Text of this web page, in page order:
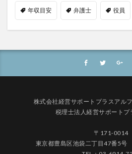
年収目安 弁護士 役員
株式会社経営サポートプラスアル
税理士法人経営サポートプ
〒171-0014
東京都豊島区池袋二丁目47番5